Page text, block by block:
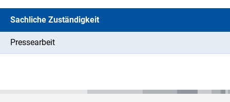
Sachliche Zuständigkeit
Pressearbeit